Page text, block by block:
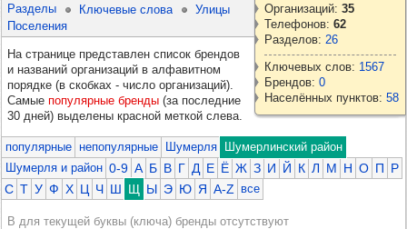
Организаций: 35
Телефонов: 62
Разделов: 26
Ключевых слов: 1567
Брендов: 0
Населённых пунктов: 58
Разделы Ключевые слова
Улицы
Поселения
На странице представлен список брендов
и названий организаций в алфавитном
порядке (в скобках - число организаций).
Самые популярные бренды (за последние
30 дней) выделены красной меткой слева.
популярные непопулярные Шумерля Шумерлинский район
Шумерля и район 0-9 А Б В Г Д Е Ё Ж З И Й К Л М Н О П Р
С Т У Ф Х Ц Ч Ш Щ Ы Э Ю Я A-Z все
В для текущей буквы (ключа) бренды отсутствуют